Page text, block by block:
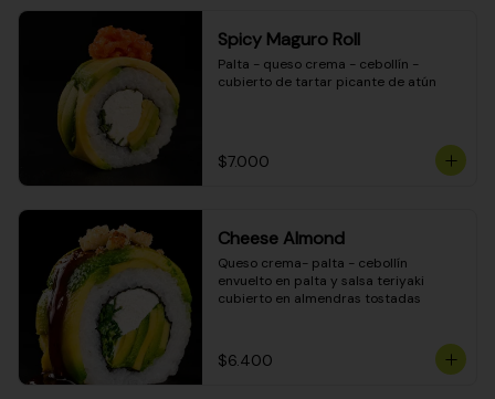
Spicy Maguro Roll
Palta - queso crema - cebollín -
cubierto de tartar picante de atún
$7.000
Cheese Almond
Queso crema- palta - cebollín
envuelto en palta y salsa teriyaki
cubierto en almendras tostadas
$6.400